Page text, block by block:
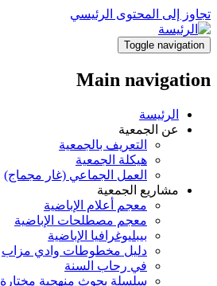
تجاوز إلى المحتوى الرئيسي
Toggle navigation
Main navigation
الرئيسة
عن الجمعية
التعريف بالجمعية
هيكلة الجمعية
العمل الجماعي (غار مجماج)
مشاريع الجمعية
معجم أعلام الإباضية
معجم مصطلحات الإباضية
بيبليوغرافيا الإباضية
دليل مخطوطات وادي مزاب
في رحاب السنة
سلسلة بحوث منهجية مختارة